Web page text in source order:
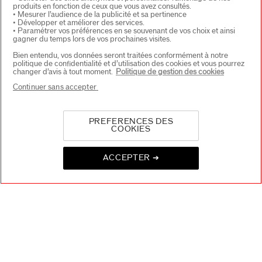
CONTACT +
CHOISISSEZ LE PAYS
EU Personne responsable produits
produits en fonction de ceux que vous avez consultés.
• Mesurer l’audience de la publicité et sa pertinence
• Développer et améliorer des services.
• Paramétrer vos préférences en se souvenant de vos choix et ainsi
gagner du temps lors de vos prochaines visites.
Bien entendu, vos données seront traitées conformément à notre
politique de confidentialité et d’utilisation des cookies et vous pourrez
changer d’avis à tout moment. Politique de gestion des cookies
ACCEPTER ➔
PREFERENCES DES
COOKIES
Continuer sans accepter